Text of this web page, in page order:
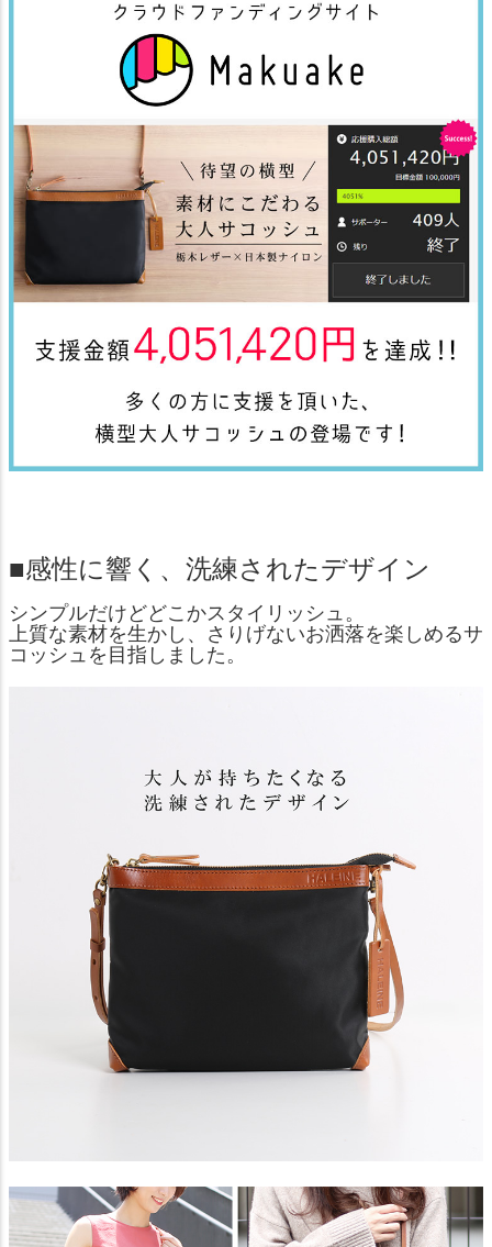
■感性に響く、洗練されたデザイン
シンプルだけどどこかスタイリッシュ。
上質な素材を生かし、さりげないお洒落を楽しめるサ
コッシュを目指しました。